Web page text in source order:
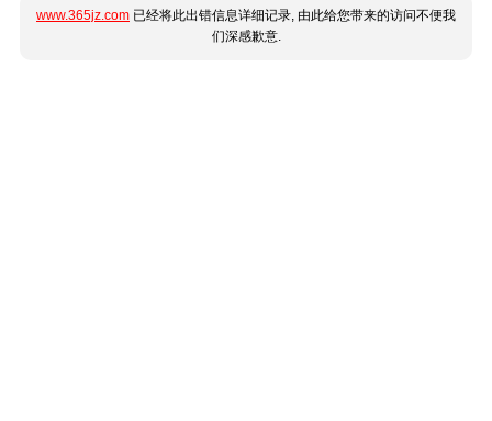
www.365jz.com 已经将此出错信息详细记录, 由此给您带来的访问不便我
们深感歉意.